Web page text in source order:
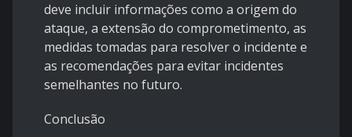
deve incluir informações como a origem do
ataque, a extensão do comprometimento, as
medidas tomadas para resolver o incidente e
as recomendações para evitar incidentes
semelhantes no futuro.
Conclusão